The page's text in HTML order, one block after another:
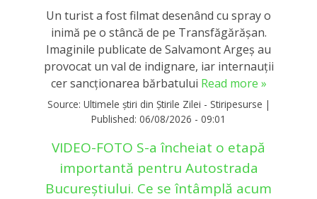
Un turist a fost filmat desenând cu spray o
inimă pe o stâncă de pe Transfăgărășan.
Imaginile publicate de Salvamont Argeș au
provocat un val de indignare, iar internauții
cer sancționarea bărbatului Read more »
Source: Ultimele știri din Știrile Zilei - Stiripesurse |
Published: 06/08/2026 - 09:01
VIDEO-FOTO S-a încheiat o etapă
importantă pentru Autostrada
Bucureștiului. Ce se întâmplă acum